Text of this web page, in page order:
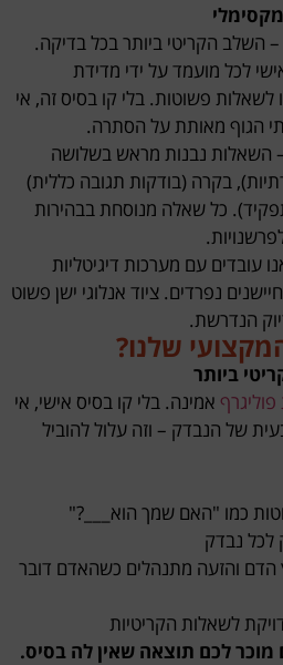
– השלב הקריטי ביותר בכל בדיקה.
לכל מועמד על ידי מדידת
לשאלות פשוטות. בלי קו בסיס זה, אי
הגוף מאותת על הסתרה.
השאלות נבנות מראש בשלושה
בקרה (בודקות תגובה כללית)
כל שאלה מנוסחת בבהירות
עובדים עם מערכות דיגיטליות
עדכניות עם לפחות 5 חיישנים נפרדים. ציוד אנלוגי ישן פשוט
הנדרשת.
שלנו?
ביותר
אמינה. בלי קו בסיס אישי, אי
של הנבדק – וזה עלול להוביל
כמו "האם שמך הוא___?"
לכל נבדק
והזעה מתנהלים כשהאדם דובר
לשאלות הקריטיות
לכם תוצאה שאין לה בסיס.